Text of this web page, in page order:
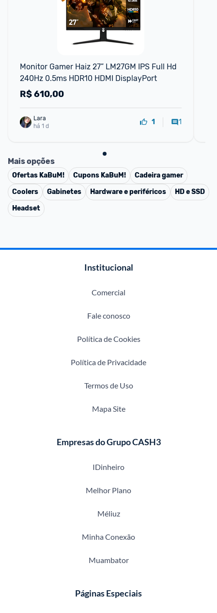
Monitor Gamer Haiz 27” LM27GM IPS Full Hd
240Hz 0.5ms HDR10 HDMI DisplayPort
R$610,00
Lara
há 1 d
1 1
Mais opções
Ofertas KaBuM! Cupons KaBuM!
Cadeira gamer
Coolers
Gabinetes Hardware e periféricos
HD e SSD
Headset
Institucional
Comercial
Fale conosco
Política de Cookies
Política de Privacidade
Termos de Uso
Mapa Site
Empresas do Grupo CASH3
IDinheiro
Melhor Plano
Méliuz
Minha Conexão
Muambator
Páginas Especiais